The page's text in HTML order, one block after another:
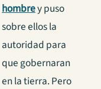
hombrey puso
sobre ellos la
autoridad para
que gobernaran
en la tierra. Pero